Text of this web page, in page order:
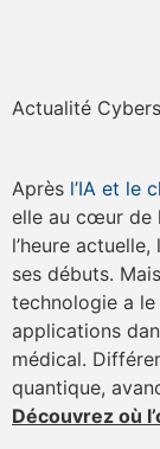
Actualité
Après l’IA et le
elle au cœur de
l’heure actuelle,
ses débuts.
technologie a
applications
médical.
quantique,
Découvrez où